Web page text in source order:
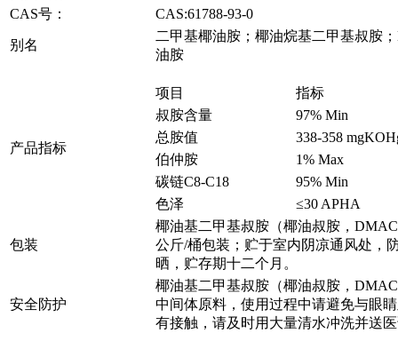
CAS号：
CAS:61788-93-0
别名
二甲基椰油胺；椰油烷基二甲基叔胺
油胺
产品指标
项目
指标
叔胺含量
97% Min
总胺值
338-358
伯仲胺
1% Max
碳链C8-C18
95% Min
色泽
≤30 APHA
包装
椰油基二甲基叔胺（椰油叔胺，
公斤/桶包装；贮于室内阴凉通风处，
晒，贮存期十二个月。
安全防护
椰油基二甲基叔胺（椰油叔胺，
中间体原料，使用过程中请避免与眼
有接触，请及时用大量清水冲洗并送